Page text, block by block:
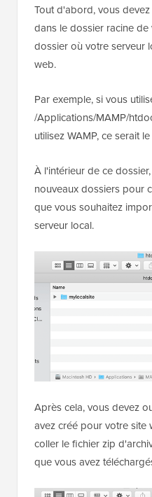
Tout d'abord, vous
dans le dossier racine
dossier où votre serveur
web.
Par exemple, si vous
/Applications/MAMP/
utilisez WAMP, ce serait
À l'intérieur de ce
nouveaux dossiers pour
que vous souhaitez
serveur local.
Après cela, vous devez
avez créé pour votre site
coller le fichier zip
que vous avez